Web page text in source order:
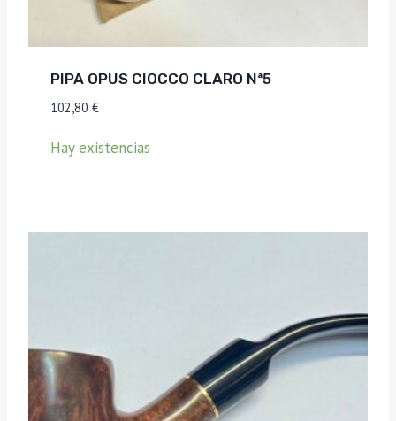
PIPA OPUS CIOCCO CLARO Nª5
102,80 €
Hay existencias